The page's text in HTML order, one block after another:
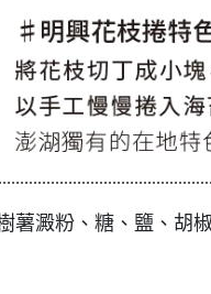
薯澱粉、糖、鹽、胡